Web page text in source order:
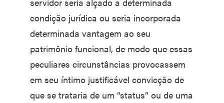
condição jurídica ou seria incorporada
determinada vantagem ao seu
patrimônio funcional, de modo que essas
peculiares circunstâncias provocassem
em seu íntimo justificável convicção de
que se trataria de um “status” ou de uma